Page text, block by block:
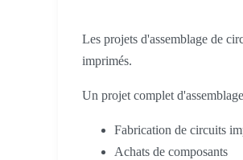
Les projets d'assemblage de
imprimés.
Un projet complet
Fabrication de circuits
Achats de composants